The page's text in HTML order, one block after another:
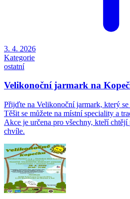
3. 4. 2026
Kategorie
ostatní
Velikonoční jarmark na
Přijďte na Velikonoční jarmark, který
Těšit se můžete na místní speciality a
Akce je určena pro všechny, kteří
chvíle.